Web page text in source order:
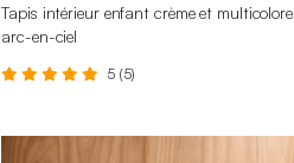
Tapis intérieur enfant crème et multicolore
arc-en-ciel
5 (5)